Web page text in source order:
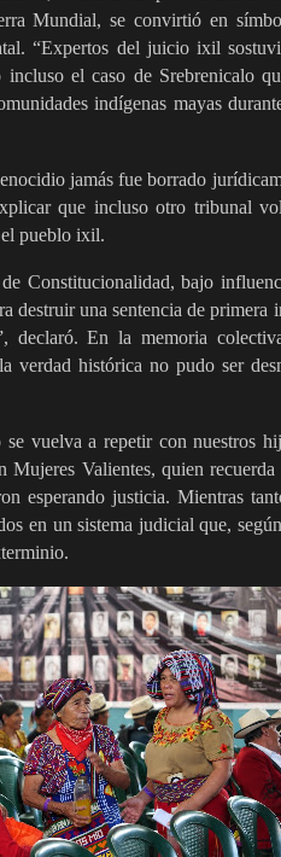
Mundial, se convirtió en
“Expertos del juicio ixil
el caso de Srebrenicalo
indígenas mayas
jamás fue borrado
que incluso otro tribunal
el pueblo ixil.
Constitucionalidad, bajo
destruir una sentencia de primera
declaró. En la memoria
verdad histórica no pudo ser
vuelva a repetir con nuestros
Valientes, quien recuerda
esperando justicia. Mientras
en un sistema judicial que,